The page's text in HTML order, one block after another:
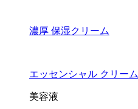
濃厚 保湿クリーム
エッセンシャル クリーム
美容液